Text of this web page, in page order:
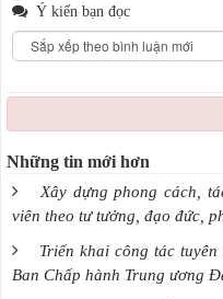
Ý kiến bạn đọc
Những tin mới hơn
Xây dựng phong cách,
viên theo tư tưởng, đạo đức,
Triển khai công tác
Ban Chấp hành Trung ương